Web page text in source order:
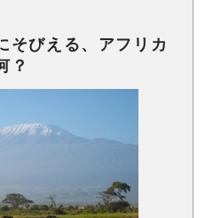
そびえる、アフリカ
？